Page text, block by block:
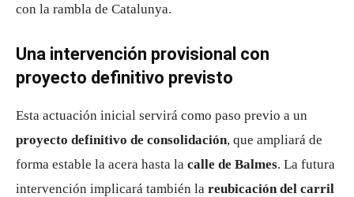
con la rambla de Catalunya.
Una intervención provisional con
proyecto definitivo previsto
Esta actuación inicial servirá como paso previo a un
proyecto definitivo de consolidación, que ampliará de
forma estable la acera hasta la calle de Balmes. La futura
intervención implicará también la reubicación del carril